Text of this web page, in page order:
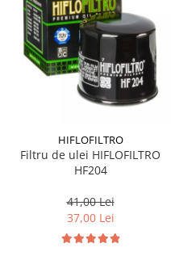
HIFLOFILTRO
Filtru de ulei HIFLOFILTRO
HF204
41,00 Lei
37,00 Lei